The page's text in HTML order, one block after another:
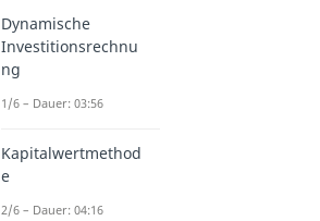
Finanzanalyse
Dynamische
Investitionsrechnu
ng
1/6 – Dauer: 03:56
Kapitalwertmethod
e
2/6 – Dauer: 04:16